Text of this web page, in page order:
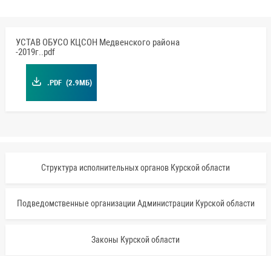
УСТАВ ОБУСО КЦСОН Медвенского района
-2019г..pdf
.PDF (2.9МБ)
Структура исполнительных органов Курской области
Подведомственные организации Администрации Курской области
Законы Курской области